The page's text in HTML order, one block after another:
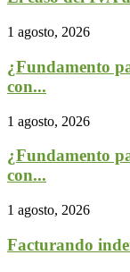
1 agosto, 2026
¿Fundamento
con...
1 agosto, 2026
¿Fundamento
con...
1 agosto, 2026
Facturando